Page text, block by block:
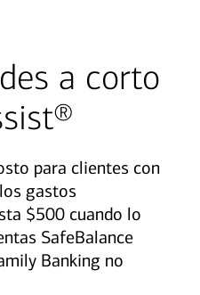
a corto
para clientes con
gastos
$500 cuando lo
SafeBalance
Banking no